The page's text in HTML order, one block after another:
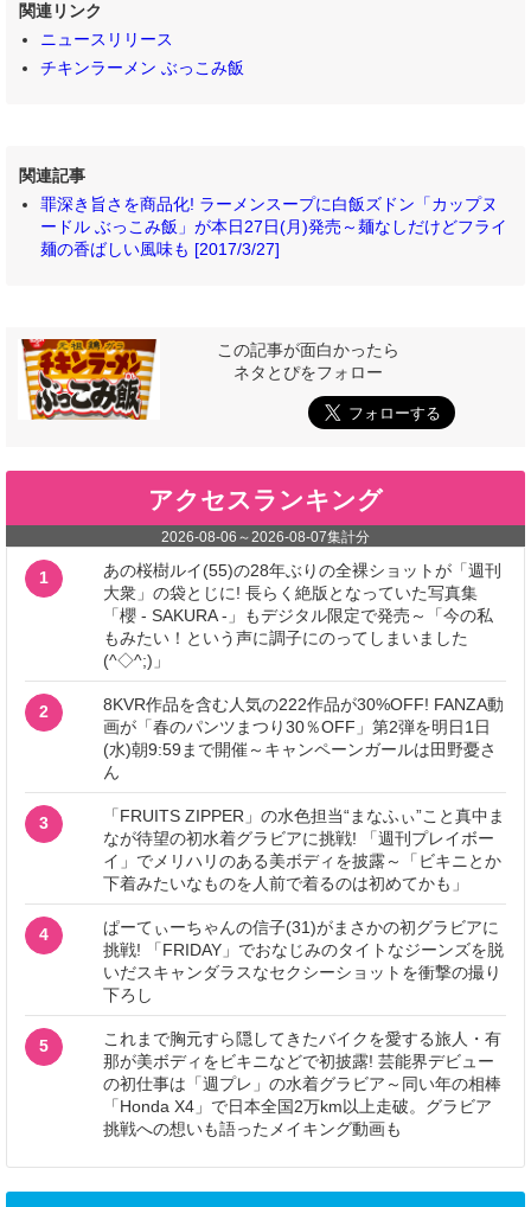
関連リンク
ニュースリリース
チキンラーメン ぶっこみ飯
関連記事
罪深き旨さを商品化! ラーメンスープに白飯ズドン「カップヌ
ードル ぶっこみ飯」が本日27日(月)発売～麺なしだけどフライ
麺の香ばしい風味も [2017/3/27]
この記事が面白かったら
ネタとぴをフォロー
アクセスランキング
2026-08-06 ～2026-08-07集計分
1
あの桜樹ルイ(55)の28年ぶりの全裸ショットが「週刊
大衆」の袋とじに! 長らく絶版となっていた写真集
「櫻 - SAKURA -」もデジタル限定で発売～「今の私
もみたい！という声に調子にのってしまいました
(^◇^;)」
2
8KVR作品を含む人気の222作品が30%OFF! FANZA動
画が「春のパンツまつり30％OFF」第2弾を明日1日
(水)朝9:59まで開催～キャンペーンガールは田野憂さ
ん
3
「FRUITS ZIPPER」の水色担当“まなふぃ”こと真中ま
なが待望の初水着グラビアに挑戦! 「週刊プレイボー
イ」でメリハリのある美ボディを披露～「ビキニとか
下着みたいなものを人前で着るのは初めてかも」
4
ぱーてぃーちゃんの信子(31)がまさかの初グラビアに
挑戦! 「FRIDAY」でおなじみのタイトなジーンズを脱
いだスキャンダラスなセクシーショットを衝撃の撮り
下ろし
5
これまで胸元すら隠してきたバイクを愛する旅人・有
那が美ボディをビキニなどで初披露! 芸能界デビュー
の初仕事は「週プレ」の水着グラビア～同い年の相棒
「Honda X4」で日本全国2万km以上走破。グラビア
挑戦への想いも語ったメイキング動画も